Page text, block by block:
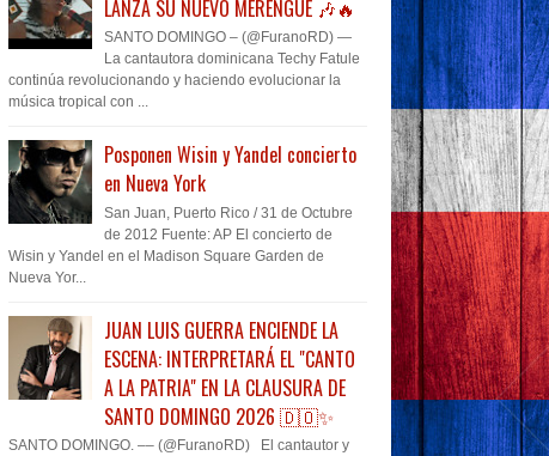
LANZA SU NUEVO MERENGUE 🎶🔥
SANTO DOMINGO – (@FuranoRD) —
La cantautora dominicana Techy Fatule
continúa revolucionando y haciendo evolucionar la
música tropical con ...
Posponen Wisin y Yandel concierto
en Nueva York
San Juan, Puerto Rico / 31 de Octubre
de 2012 Fuente: AP El concierto de
Wisin y Yandel en el Madison Square Garden de
Nueva Yor...
JUAN LUIS GUERRA ENCIENDE LA
ESCENA: INTERPRETARÁ EL "CANTO
A LA PATRIA" EN LA CLAUSURA DE
SANTO DOMINGO 2026 🇩🇴✨
SANTO DOMINGO. –– (@FuranoRD) El cantautor y